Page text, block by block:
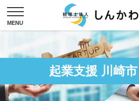
起業支援 川崎